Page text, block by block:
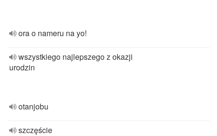
ora o nameru na yo!
wszystkiego najlepszego z okazji
urodzin
otanjobu
szczęście